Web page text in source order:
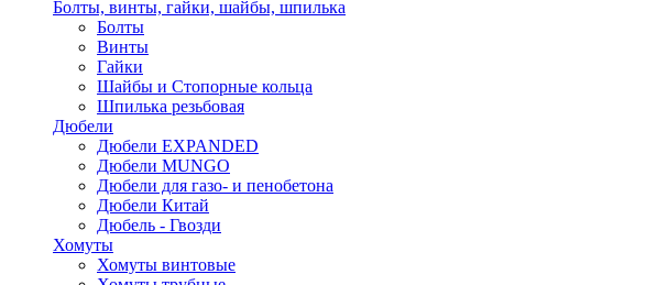
Болты, винты, гайки, шайбы, шпилька
Болты
Винты
Гайки
Шайбы и Стопорные кольца
Шпилька резьбовая
Дюбели
Дюбели EXPANDED
Дюбели MUNGO
Дюбели для газо- и пенобетона
Дюбели Китай
Дюбель - Гвозди
Хомуты
Хомуты винтовые